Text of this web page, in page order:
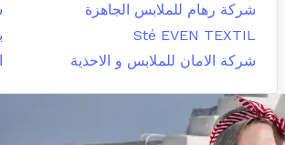
شركة رهام للملابس الجاهزة
Sté EVEN TEXTIL
شركة الامان للملابس و الاحذية